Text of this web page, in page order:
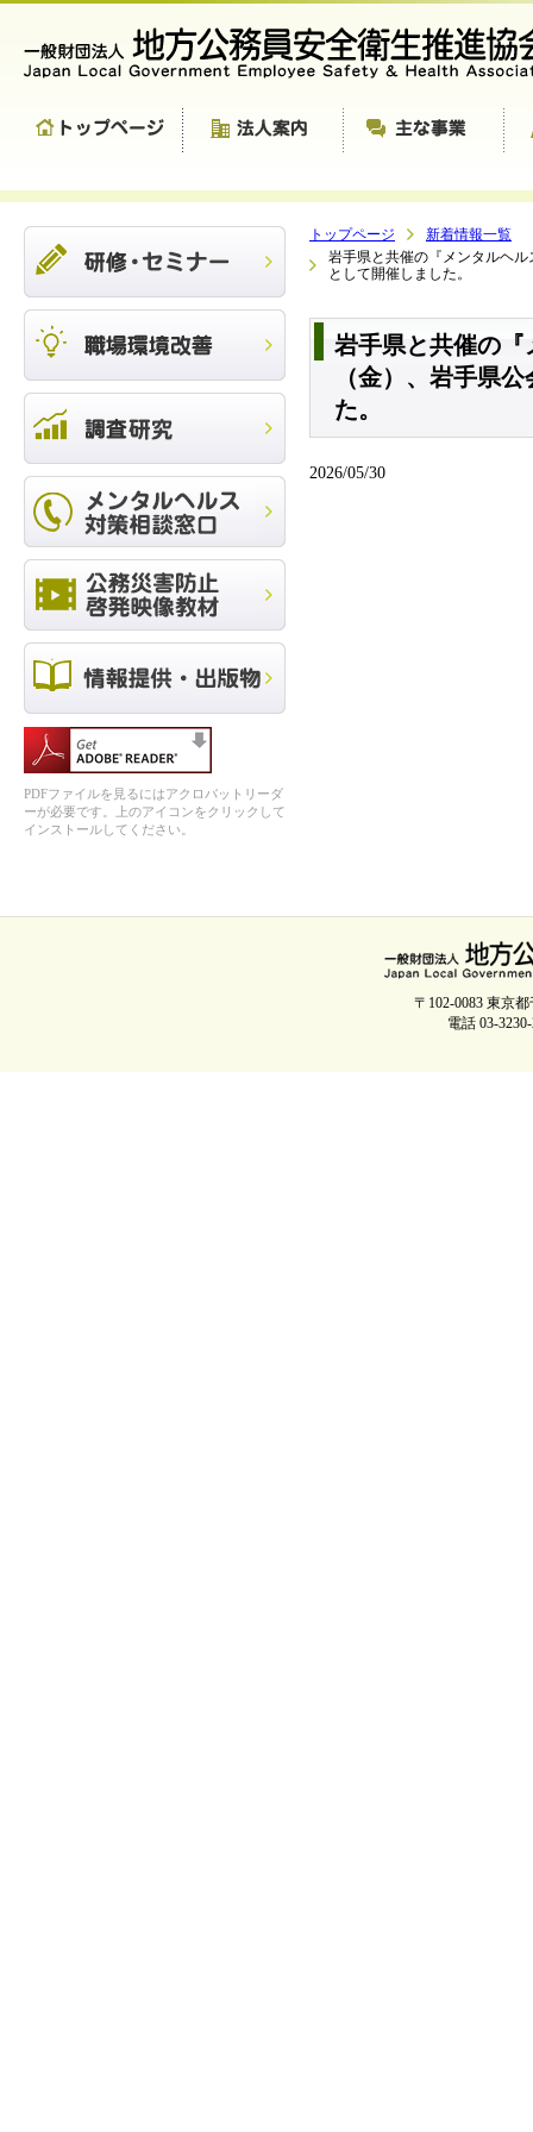
PDFファイルを見るにはアクロバットリーダ
ーが必要です。上のアイコンをクリックして
インストールしてください。
トップページ
新着情報一覧
岩手県と共催の『メンタルヘ
として開催しました。
岩手県と共催の『
（金）、岩手県
た。
2026/05/30
〒102-0083 東京
電話 03-